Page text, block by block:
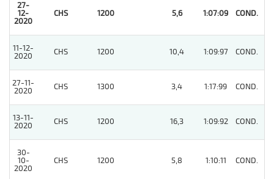
27-
12-
2020
CHS 1200 5,6 1:07:09 COND.
11-12-
2020
CHS 1200 10,4 1:09:97 COND.
27-11-
2020
CHS 1300 3,4 1:17:99 COND.
13-11-
2020
CHS 1200 16,3 1:09:92 COND.
30-
10-
2020
CHS 1200 5,8 1:10:11 COND.